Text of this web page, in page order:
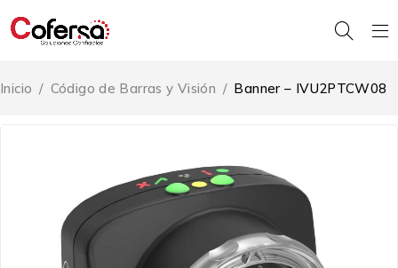
Inicio / Código de Barras y Visión / Banner – IVU2PTCW08